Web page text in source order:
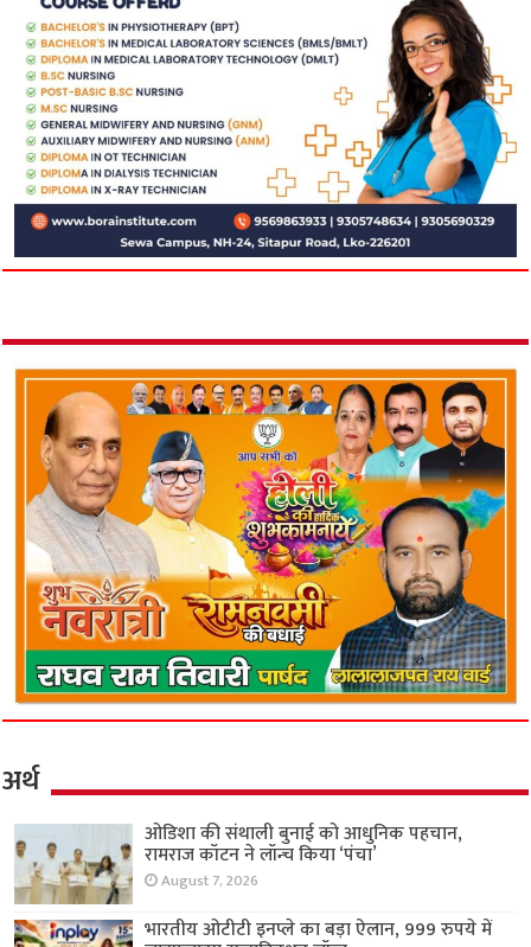
अर्थ
ओडिशा की संथाली बुनाई को आधुनिक पहचान,
रामराज कॉटन ने लॉन्च किया ‘पंचा’
August 7, 2026
भारतीय ओटीटी इनप्ले का बड़ा ऐलान, 999 रुपये में